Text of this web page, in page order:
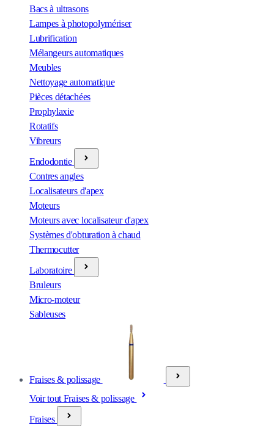
Bacs à ultrasons
Lampes à photopolymériser
Lubrification
Mélangeurs automatiques
Meubles
Nettoyage automatique
Pièces détachées
Prophylaxie
Rotatifs
Vibreurs
Endodontie
Contres angles
Localisateurs d'apex
Moteurs
Moteurs avec localisateur d'apex
Systèmes d'obturation à chaud
Thermocutter
Laboratoire
Bruleurs
Micro-moteur
Sableuses
Fraises & polissage
Voir tout Fraises & polissage
Fraises